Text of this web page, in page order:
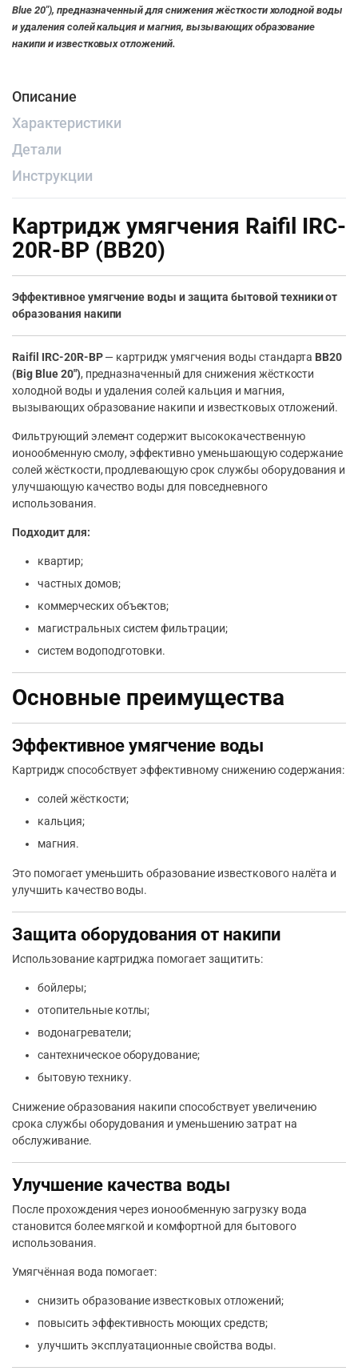
Blue 20″), предназначенный для снижения жёсткости холодной воды
и удаления солей кальция и магния, вызывающих образование
накипи и известковых отложений.
Описание
Характеристики
Детали
Инструкции
Картридж умягчения Raifil IRC-
20R-BP (BB20)
Эффективное умягчение воды и защита бытовой техники от
образования накипи
Raifil IRC-20R-BP— картридж умягчения воды стандарта BB20
(Big Blue 20″), предназначенный для снижения жёсткости
холодной воды и удаления солей кальция и магния,
вызывающих образование накипи и известковых отложений.
Фильтрующий элемент содержит высококачественную
ионообменную смолу, эффективно уменьшающую содержание
солей жёсткости, продлевающую срок службы оборудования и
улучшающую качество воды для повседневного
использования.
Подходит для:
квартир;
частных домов;
коммерческих объектов;
магистральных систем фильтрации;
систем водоподготовки.
Основные преимущества
Эффективное умягчение воды
Картридж способствует эффективному снижению содержания:
солей жёсткости;
кальция;
магния.
Это помогает уменьшить образование известкового налёта и
улучшить качество воды.
Защита оборудования от накипи
Использование картриджа помогает защитить:
бойлеры;
отопительные котлы;
водонагреватели;
сантехническое оборудование;
бытовую технику.
Снижение образования накипи способствует увеличению
срока службы оборудования и уменьшению затрат на
обслуживание.
Улучшение качества воды
После прохождения через ионообменную загрузку вода
становится более мягкой и комфортной для бытового
использования.
Умягчённая вода помогает:
снизить образование известковых отложений;
повысить эффективность моющих средств;
улучшить эксплуатационные свойства воды.